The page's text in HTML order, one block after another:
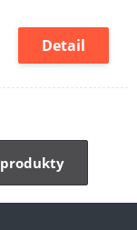
Detail